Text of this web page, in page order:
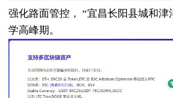
强化路面管控， “宜昌长阳县城和
学高峰期。